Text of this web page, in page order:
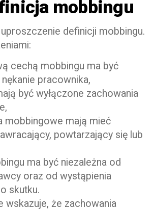
mobbingu
uproszczenie definicji mobbingu.
cechą mobbingu ma być
pracownika,
być wyłączone zachowania
mobbingowe mają mieć
powtarzający się lub
ma być niezależna od
oraz od wystąpienia
skutku.
wskazuje, że zachowania